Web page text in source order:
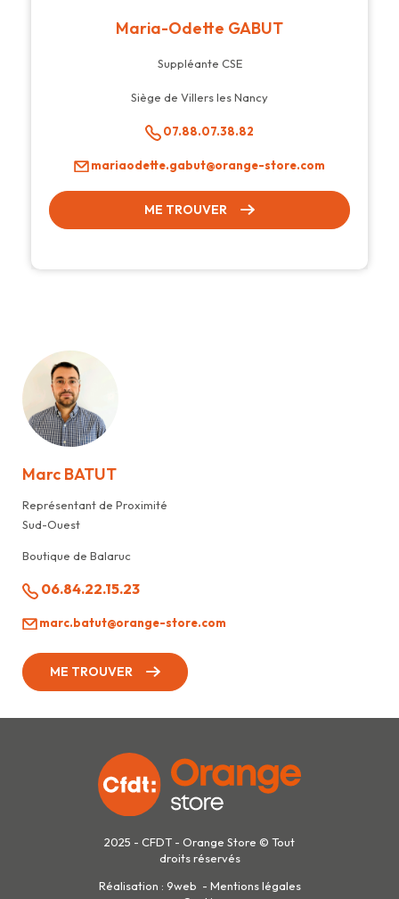
Maria-Odette GABUT
Suppléante CSE
Siège de Villers les Nancy
07.88.07.38.82
mariaodette.gabut@orange-store.com
ME TROUVER
Marc BATUT
Représentant de Proximité
Sud-Ouest
Boutique de Balaruc
06.84.22.15.23
marc.batut@orange-store.com
ME TROUVER
2025 - CFDT - Orange Store © Tout
droits réservés
Réalisation : 9web - Mentions légales